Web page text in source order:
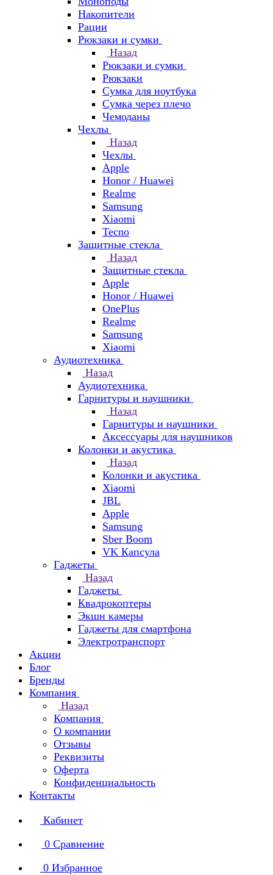
Накопители
Рации
Рюкзаки и сумки
Назад
Рюкзаки и сумки
Рюкзаки
Сумка для ноутбука
Сумка через плечо
Чемоданы
Чехлы
Назад
Чехлы
Apple
Honor / Huawei
Realme
Samsung
Xiaomi
Tecno
Защитные стекла
Назад
Защитные стекла
Apple
Honor / Huawei
OnePlus
Realme
Samsung
Xiaomi
Аудиотехника
Назад
Аудиотехника
Гарнитуры и наушники
Назад
Гарнитуры и наушники
Аксессуары для наушников
Колонки и акустика
Назад
Колонки и акустика
Xiaomi
JBL
Apple
Samsung
Sber Boom
VK Капсула
Гаджеты
Назад
Гаджеты
Квадрокоптеры
Экшн камеры
Гаджеты для смартфона
Электротранспорт
Акции
Блог
Бренды
Компания
Назад
Компания
О компании
Отзывы
Реквизиты
Оферта
Конфиденциальность
Контакты
Кабинет
0 Сравнение
0 Избранное